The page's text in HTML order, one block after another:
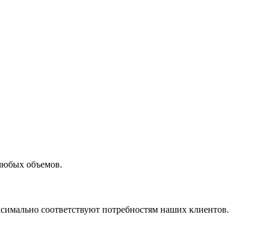
объемов.
соответствуют потребностям наших клиентов.